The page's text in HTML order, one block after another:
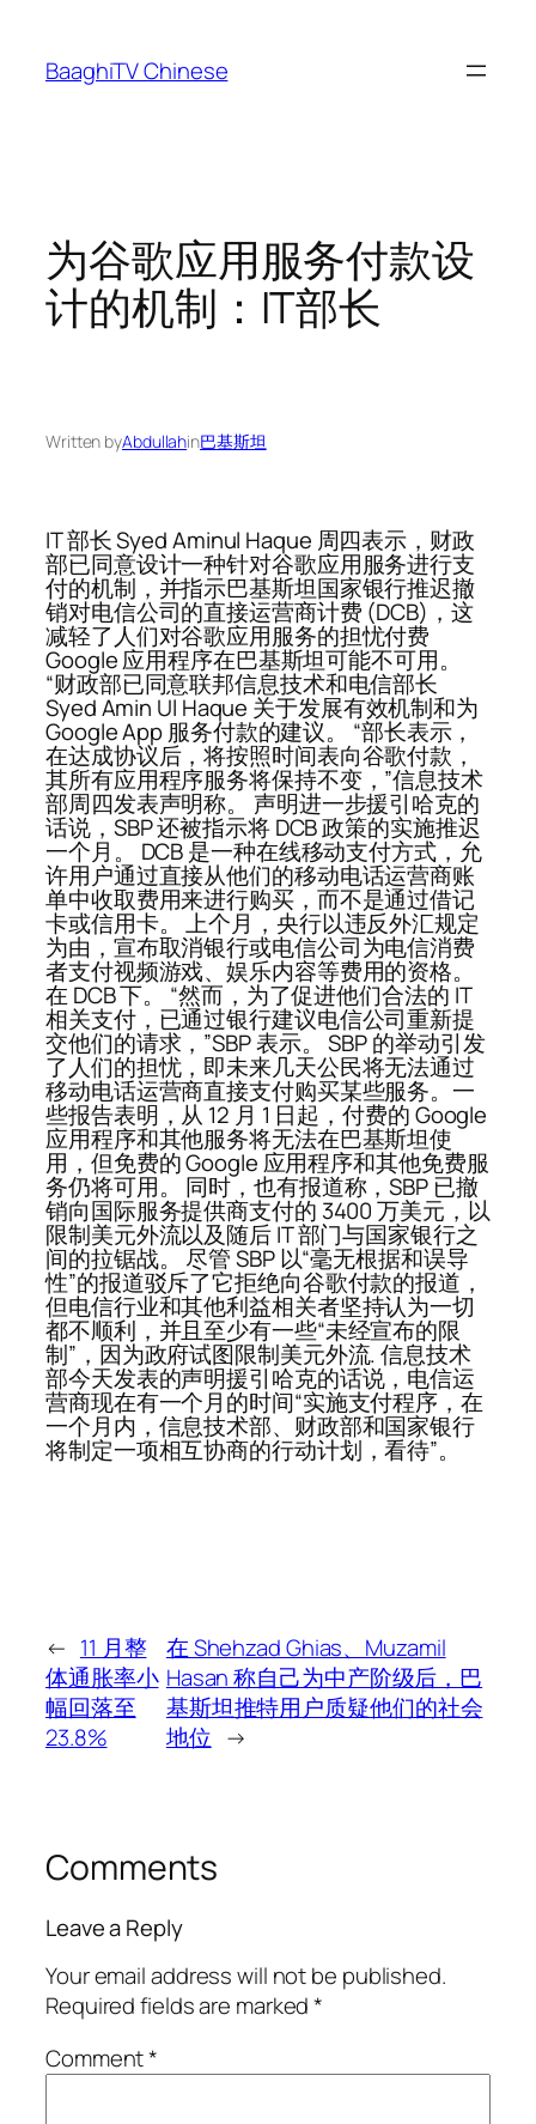
content
BaaghiTV Chinese
为谷歌应用服务付款设
计的机制：IT部长
Written byAbdullahin巴基斯坦
IT 部长 Syed Aminul Haque 周四表示，财政
部已同意设计一种针对谷歌应用服务进行支
付的机制，并指示巴基斯坦国家银行推迟撤
销对电信公司的直接运营商计费 (DCB)，这
减轻了人们对谷歌应用服务的担忧付费
Google 应用程序在巴基斯坦可能不可用。
“财政部已同意联邦信息技术和电信部长
Syed Amin Ul Haque 关于发展有效机制和为
Google App 服务付款的建议。 “部长表示，
在达成协议后，将按照时间表向谷歌付款，
其所有应用程序服务将保持不变，”信息技术
部周四发表声明称。 声明进一步援引哈克的
话说，SBP 还被指示将 DCB 政策的实施推迟
一个月。 DCB 是一种在线移动支付方式，允
许用户通过直接从他们的移动电话运营商账
单中收取费用来进行购买，而不是通过借记
卡或信用卡。 上个月，央行以违反外汇规定
为由，宣布取消银行或电信公司为电信消费
者支付视频游戏、娱乐内容等费用的资格。
在 DCB 下。 “然而，为了促进他们合法的 IT
相关支付，已通过银行建议电信公司重新提
交他们的请求，”SBP 表示。 SBP 的举动引发
了人们的担忧，即未来几天公民将无法通过
移动电话运营商直接支付购买某些服务。一
些报告表明，从 12 月 1 日起，付费的 Google
应用程序和其他服务将无法在巴基斯坦使
用，但免费的 Google 应用程序和其他免费服
务仍将可用。 同时，也有报道称，SBP 已撤
销向国际服务提供商支付的 3400 万美元，以
限制美元外流以及随后 IT 部门与国家银行之
间的拉锯战。 尽管 SBP 以“毫无根据和误导
性”的报道驳斥了它拒绝向谷歌付款的报道，
但电信行业和其他利益相关者坚持认为一切
都不顺利，并且至少有一些“未经宣布的限
制”，因为政府试图限制美元外流. 信息技术
部今天发表的声明援引哈克的话说，电信运
营商现在有一个月的时间“实施支付程序，在
一个月内，信息技术部、财政部和国家银行
将制定一项相互协商的行动计划，看待”。
← 11 月整
体通胀率小
幅回落至
23.8%
在 Shehzad Ghias、Muzamil
Hasan 称自己为中产阶级后，巴
基斯坦推特用户质疑他们的社会
地位 →
Comments
Leave a Reply
Your email address will not be published.
Required fields are marked*
Comment*